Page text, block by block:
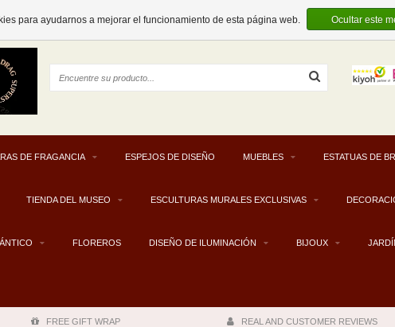
EUR
DE FRAGANCIA ESPEJOS DE DISEÑO MUEBLES ESTATUAS DE
TIENDA DEL MUSEO ESCULTURAS MURALES EXCLUSIVAS
FLOREROS DISEÑO DE ILUMINACIÓN BIJOUX
FREE GIFT WRAP REAL AND CUSTOMER REVIEWS
para ayudarnos a mejorar el funcionamiento de esta página web. Ocultar este